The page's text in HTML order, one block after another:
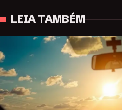
LEIA TAMBÉM